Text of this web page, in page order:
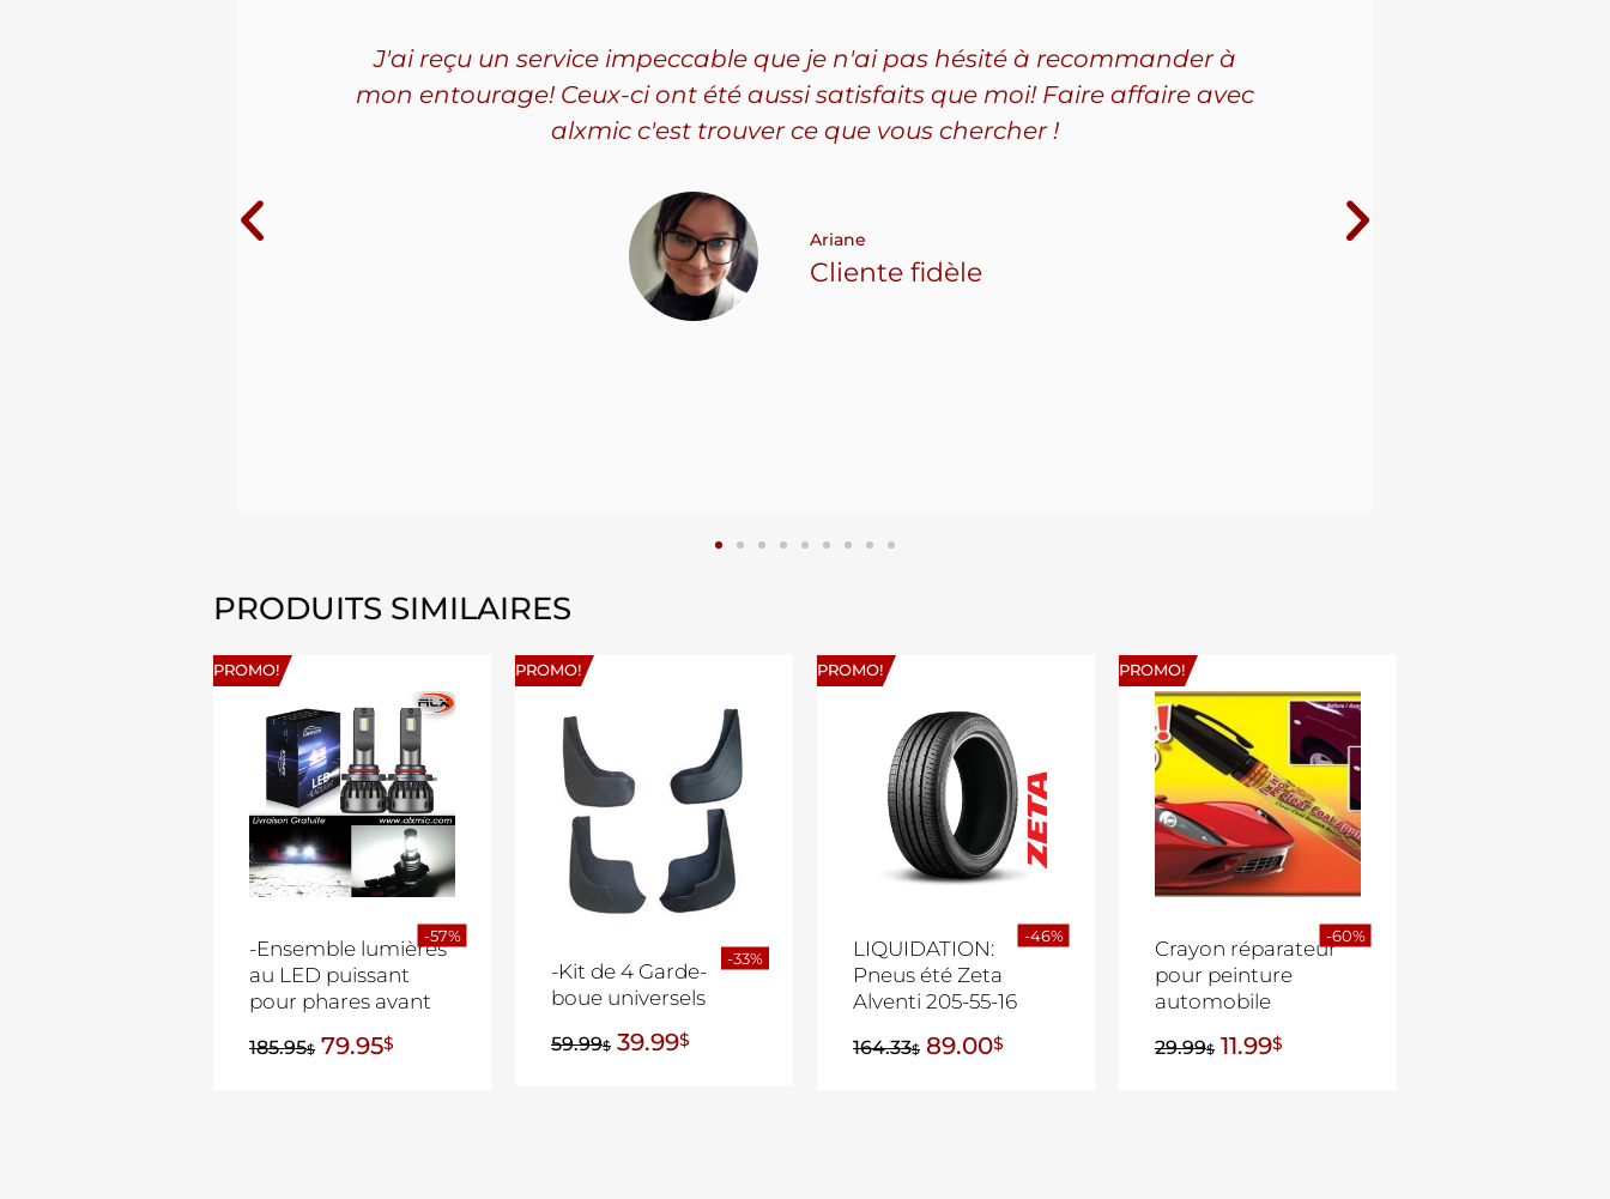
J'ai reçu un service impeccable que je n'ai pas hésité à recommander à
mon entourage! Ceux-ci ont été aussi satisfaits que moi! Faire affaire avec
alxmic c'est trouver ce que vous chercher !
Ariane
Cliente fidèle
PRODUITS SIMILAIRES
PROMO!
-Ensemble lumières
au LED puissant
pour phares avant
185.95$ 79.95$
-57%
PROMO!
-Kit de 4 Garde-
boue universels
59.99$ 39.99$
-33%
PROMO!
LIQUIDATION:
Pneus été Zeta
Alventi 205-55-16
164.33$ 89.00$
-46%
PROMO!
Crayon réparateur
pour peinture
automobile
29.99$ 11.99$
-60%